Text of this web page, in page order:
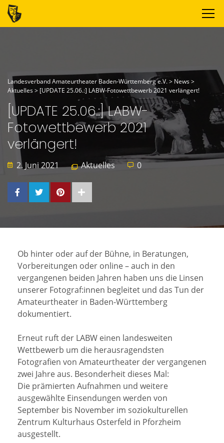
Landesverband Amateurtheater Baden-Württemberg e.V.> News>
Aktuelles> [UPDATE 25.06.:] LABW-Fotowettbewerb 2021 verlängert!
[UPDATE 25.06.:] LABW-
Fotowettbewerb 2021
verlängert!
2. Juni 2021 Aktuelles 0
Ob hinter oder auf der Bühne, in Beratungen,
Vorbereitungen oder online – auch in den
vergangenen beiden Jahren haben uns die Linsen
unserer Fotograf:innen begleitet und das Tun der
Amateurtheater in Baden-Württemberg
dokumentiert.
Erneut ruft der LABW einen landesweiten
Wettbewerb um die herausragendsten
Fotografien von Amateurtheater der vergangenen
zwei Jahre aus. Besonderheit dieses Mal:
Die prämierten Aufnahmen und weitere
ausgewählte Einsendungen werden von
September bis November im soziokulturellen
Zentrum Kulturhaus Osterfeld in Pforzheim
ausgestellt.